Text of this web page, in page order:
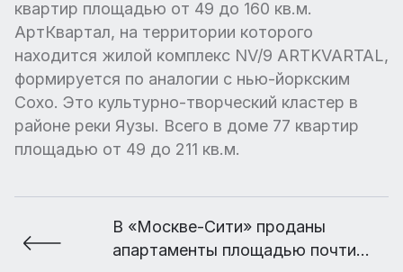
квартир площадью от 49 до 160 кв.м.
АртКвартал, на территории которого
находится жилой комплекс NV/9 ARTKVARTAL,
формируется по аналогии с нью-йоркским
Сохо. Это культурно-творческий кластер в
районе реки Яузы. Всего в доме 77 квартир
площадью от 49 до 211 кв.м.
В «Москве-Сити» проданы
апартаменты площадью почти